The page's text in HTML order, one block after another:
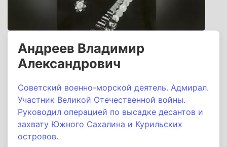
Андреев Владимир
Александрович
Советский военно-морской деятель. Адмирал.
Участник Великой Отечественной войны.
Руководил операцией по высадке десантов и
захвату Южного Сахалина и Курильских
островов.